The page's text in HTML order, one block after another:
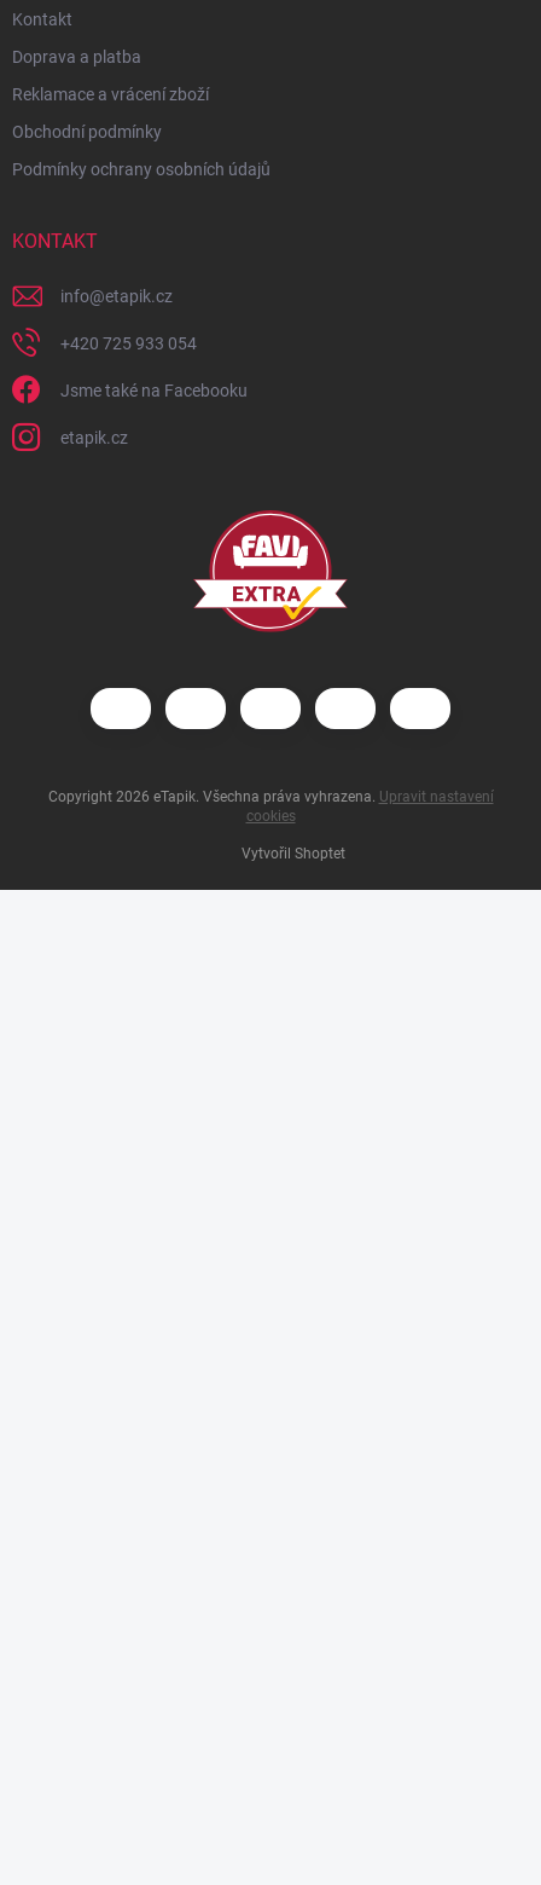
Kontakt
Doprava a platba
Reklamace a vrácení zboží
Obchodní podmínky
Podmínky ochrany osobních údajů
KONTAKT
info@etapik.cz
+420 725 933 054
Jsme také na Facebooku
etapik.cz
Vytvořil Shoptet
Copyright 2026 eTapik. Všechna práva vyhrazena. Upravit nastavení
cookies